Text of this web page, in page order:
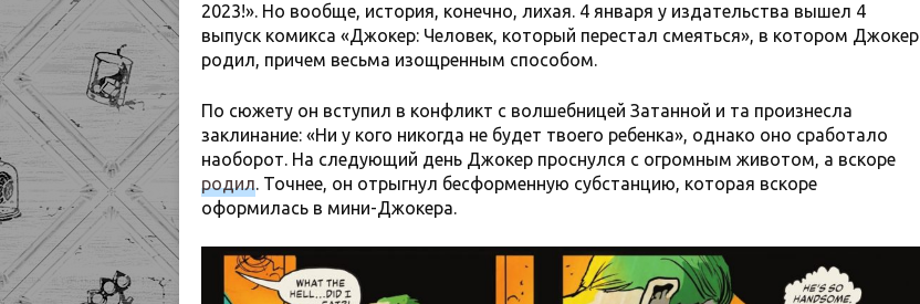
2023!». Но вообще, история, конечно, лихая. 4 января у издательства вышел 4
выпуск комикса «Джокер: Человек, который перестал смеяться», в котором Джокер
родил, причем весьма изощренным способом.
По сюжету он вступил в конфликт с волшебницей Затанной и та произнесла
заклинание: «Ни у кого никогда не будет твоего ребенка», однако оно сработало
наоборот. На следующий день Джокер проснулся с огромным животом, а вскоре
родил. Точнее, он отрыгнул бесформенную субстанцию, которая вскоре
оформилась в мини-Джокера.